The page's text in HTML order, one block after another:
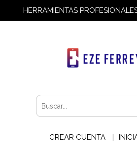
HERRAMIENTAS
CREAR CUENTA